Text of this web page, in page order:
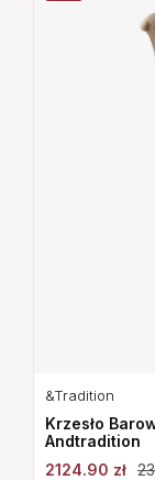
&Tradition
Krzesło
Andtradition
2124.90 zł